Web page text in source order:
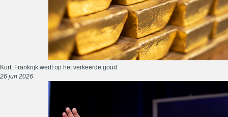
Kort: Frankrijk wedt op het verkeerde goud
26 jun 2026